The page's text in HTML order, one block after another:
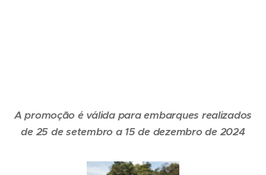
A promoção é válida para embarques realizados
de 25 de setembro a 15 de dezembro de 2024